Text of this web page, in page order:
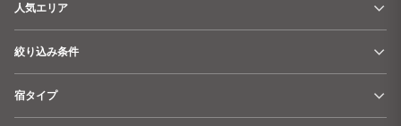
人気エリア
絞り込み条件
宿タイプ